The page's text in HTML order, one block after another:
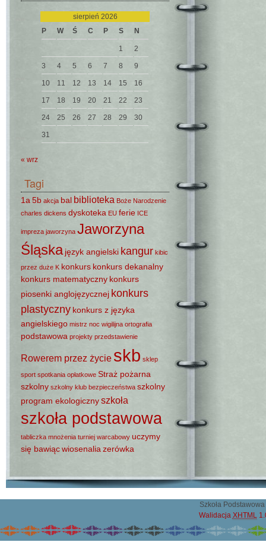
sierpień 2026
P
W Ś C P S N
1 2
3 4 5 6 7 8 9
10 11 12 13 14 15 16
17 18 19 20 21 22 23
24 25 26 27 28 29 30
31
« wrz
Tagi
1a 5b akcja bal biblioteka Boże Narodzenie
charles dickens dyskoteka EU ferie ICE
impreza jaworzyna Jaworzyna
Śląska język angielski kangur kibic
przez duże K konkurs konkurs dekanalny
konkurs matematyczny konkurs
piosenki anglojęzycznej konkurs
plastyczny konkurs z języka
angielskiego mistrz noc wigilijna ortografia
podstawowa projekty przedstawienie
Rowerem przez życie skb sklep
sport spotkania opłatkowe Straż pożarna
szkolny szkolny klub bezpieczeństwa szkolny
program ekologicznyszkoła
szkoła podstawowa
tabliczka mnożenia turniej warcabowy uczymy
się bawiącwiosenalia zerówka
Szkoła
Walidacja XHTML